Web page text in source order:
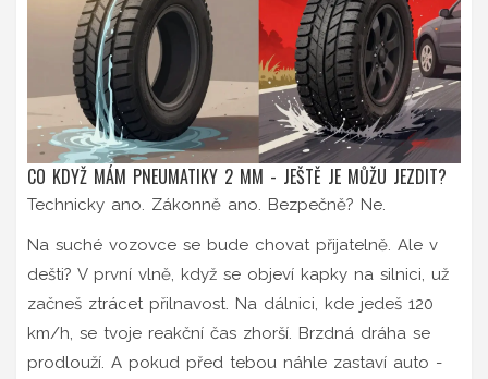
CO KDYŽ MÁM PNEUMATIKY 2 MM - JEŠTĚ JE MŮŽU JEZDIT?
Technicky ano. Zákonně ano. Bezpečně? Ne.
Na suché vozovce se bude chovat přijatelně. Ale v
dešti? V první vlně, když se objeví kapky na silnici, už
začneš ztrácet přilnavost. Na dálnici, kde jedeš 120
km/h, se tvoje reakční čas zhorší. Brzdná dráha se
prodlouží. A pokud před tebou náhle zastaví auto -